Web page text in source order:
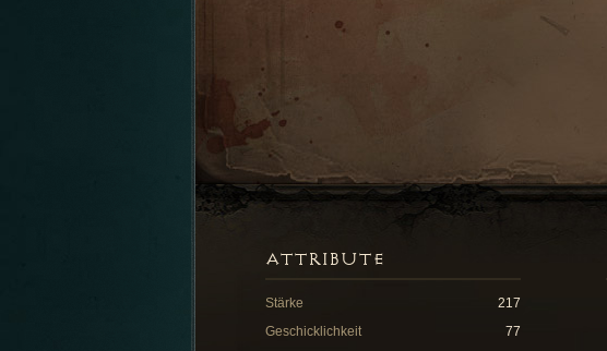
ATTRIBUTE
Stärke
217
Geschicklichkeit
77